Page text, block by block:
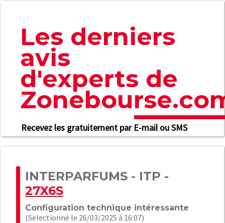
Les derniers
avis
d'experts de
Recevez les gratuitement par E-mail ou SMS
INTERPARFUMS - ITP -
27X6S
Configuration technique intéressante
(Selectionné le 26/03/2025 à 16:07)